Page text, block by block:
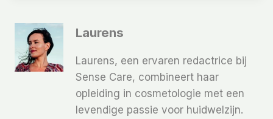
Laurens
Laurens, een ervaren redactrice bij
Sense Care, combineert haar
opleiding in cosmetologie met een
levendige passie voor huidwelzijn.